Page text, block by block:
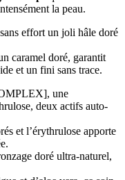
la peau.
effort un joli hâle doré
caramel doré, garantit
et un fini sans trace.
une
deux actifs auto-
et l’érythrulose apporte
doré ultra-naturel,